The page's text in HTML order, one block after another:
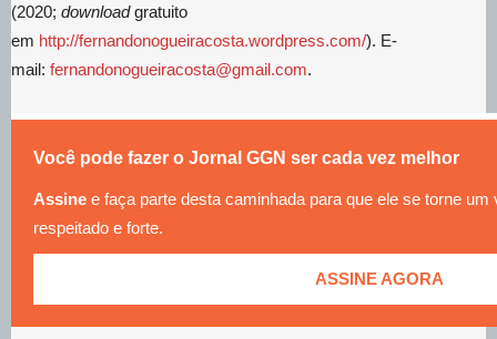
(2020; downloadgratuito
em http://fernandonogueiracosta.wordpress.com/). E-
mail: fernandonogueiracosta@gmail.com.
Você pode fazer o Jornal GGN ser cada vez melhor
Assine e faça parte desta caminhada para que ele se torne
respeitado e forte.
ASSINE AGORA